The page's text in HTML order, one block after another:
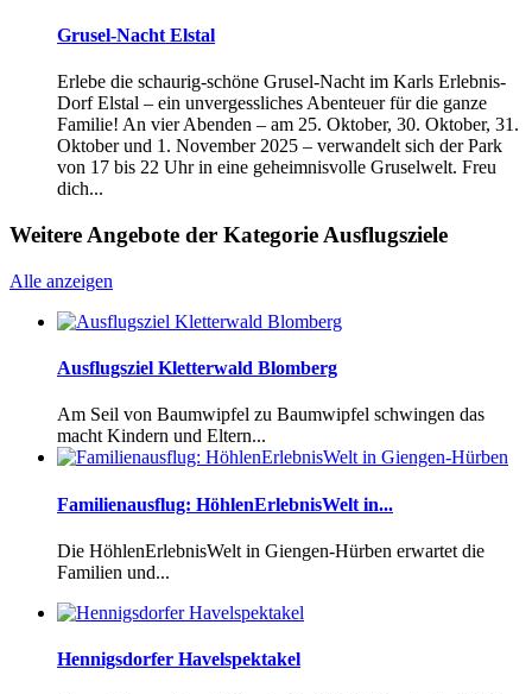
Grusel-Nacht Elstal
Erlebe die schaurig-schöne Grusel-Nacht im Karls Erlebnis-
Dorf Elstal – ein unvergessliches Abenteuer für die ganze
Familie! An vier Abenden – am 25. Oktober, 30. Oktober, 31.
Oktober und 1. November 2025 – verwandelt sich der Park
von 17 bis 22 Uhr in eine geheimnisvolle Gruselwelt. Freu
dich...
Weitere Angebote der Kategorie Ausflugsziele
Alle anzeigen
Ausflugsziel Kletterwald Blomberg
Am Seil von Baumwipfel zu Baumwipfel schwingen das
macht Kindern und Eltern...
Familienausflug: HöhlenErlebnisWelt in...
Die HöhlenErlebnisWelt in Giengen-Hürben erwartet die
Familien und...
Hennigsdorfer Havelspektakel